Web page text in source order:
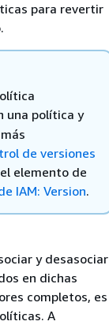
para revertir
una política y
de versiones
elemento de
IAM: Version.
y desasociar
en dichas
completos, es
A